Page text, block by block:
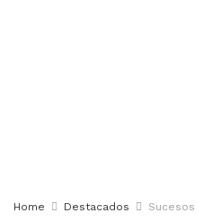
Home Destacados Sucesos